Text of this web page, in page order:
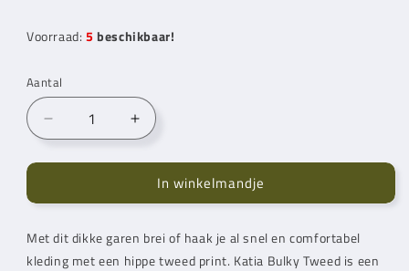
Voorraad: 5 beschikbaar!
Aantal
Aantal
verlagen
voor
Bulky
Mustard
(208)
Aantal
verhogen
voor
Katia
Bulky
Mustard
(208)
In winkelmandje
Met dit dikke garen brei of haak je al snel en comfortabel
kleding met een hippe tweed print. Katia Bulky Tweed is een